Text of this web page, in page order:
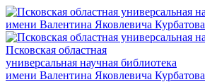
Псковская областная
универсальная научная библиотека
имени Валентина Яковлевича Курбатова